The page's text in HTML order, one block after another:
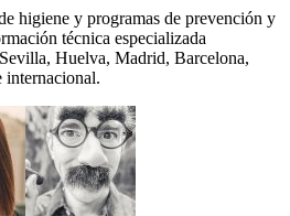
higiene y programas de prevención y
técnica especializada
Sevilla, Huelva, Madrid, Barcelona,
internacional.